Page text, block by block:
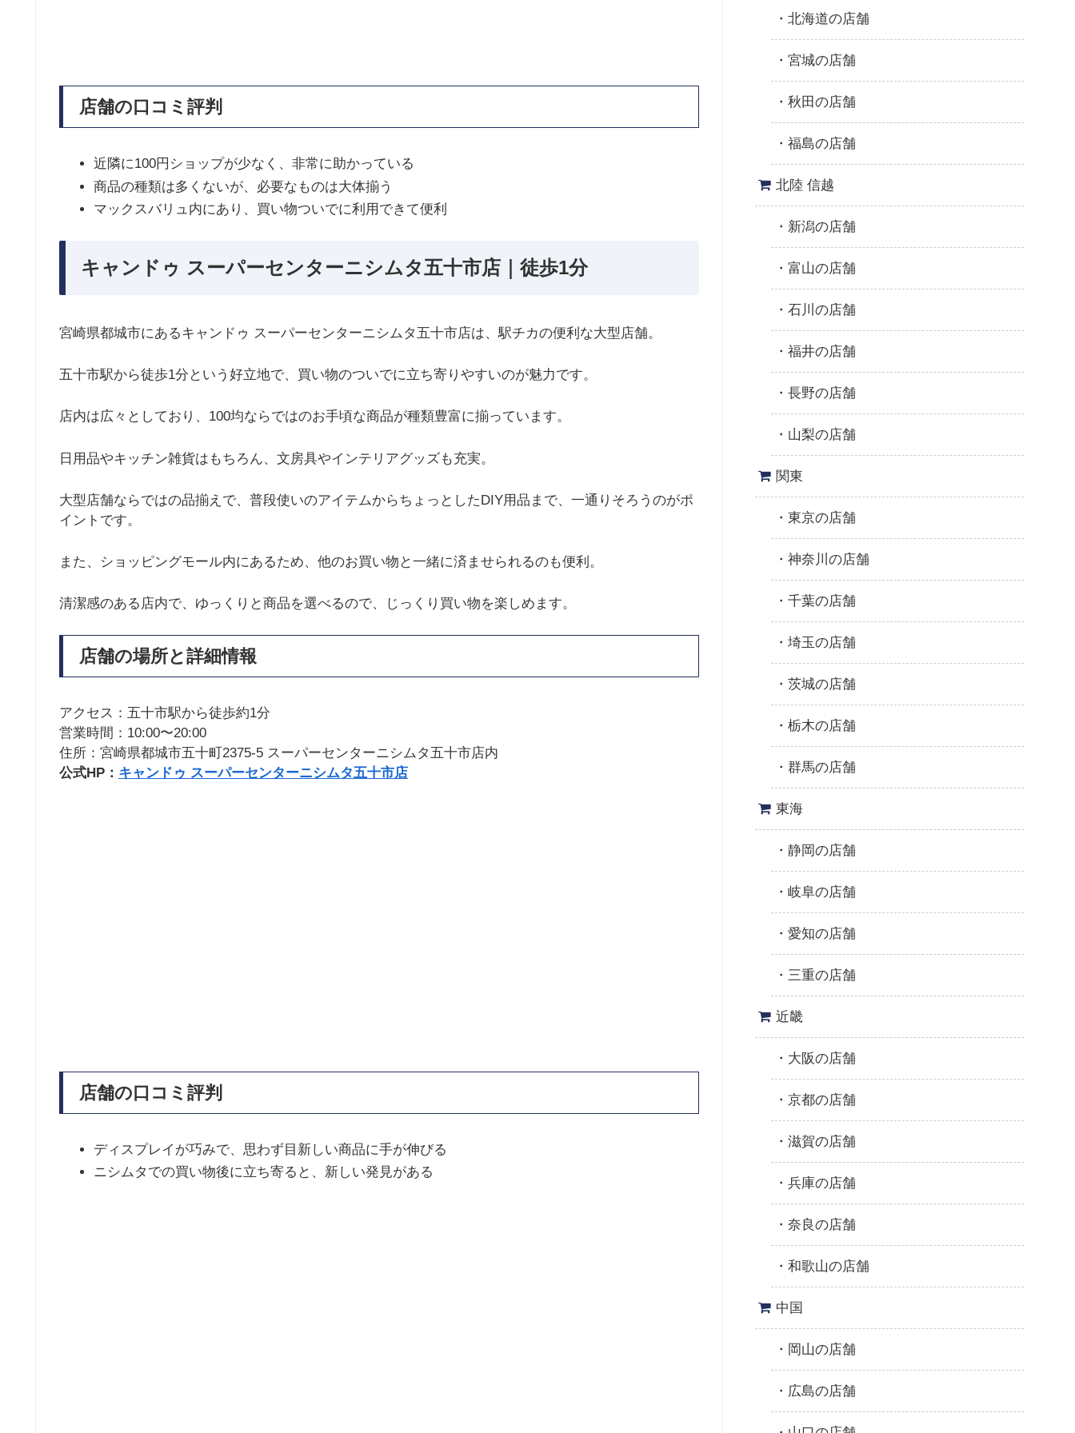
店舗の口コミ評判
近隣に100円ショップが少なく、非常に助かっている
商品の種類は多くないが、必要なものは大体揃う
マックスバリュ内にあり、買い物ついでに利用できて便利
キャンドゥ スーパーセンターニシムタ五十市店｜徒歩1分
宮崎県都城市にあるキャンドゥ スーパーセンターニシムタ五十市店は、駅チカの便利な大型店舗。
五十市駅から徒歩1分という好立地で、買い物のついでに立ち寄りやすいのが魅力です。
店内は広々としており、100均ならではのお手頃な商品が種類豊富に揃っています。
日用品やキッチン雑貨はもちろん、文房具やインテリアグッズも充実。
大型店舗ならではの品揃えで、普段使いのアイテムからちょっとしたDIY用品まで、一通りそろうのがポ
イントです。
また、ショッピングモール内にあるため、他のお買い物と一緒に済ませられるのも便利。
清潔感のある店内で、ゆっくりと商品を選べるので、じっくり買い物を楽しめます。
店舗の場所と詳細情報
アクセス：五十市駅から徒歩約1分
営業時間：10:00〜20:00
住所：宮崎県都城市五十町2375-5 スーパーセンターニシムタ五十市店内
公式HP： キャンドゥ スーパーセンターニシムタ五十市店
店舗の口コミ評判
ディスプレイが巧みで、思わず目新しい商品に手が伸びる
ニシムタでの買い物後に立ち寄ると、新しい発見がある
北海道の店舗
宮城の店舗
秋田の店舗
福島の店舗
北陸 信越
新潟の店舗
富山の店舗
石川の店舗
福井の店舗
長野の店舗
山梨の店舗
関東
東京の店舗
神奈川の店舗
千葉の店舗
埼玉の店舗
茨城の店舗
栃木の店舗
群馬の店舗
東海
静岡の店舗
岐阜の店舗
愛知の店舗
三重の店舗
近畿
大阪の店舗
京都の店舗
滋賀の店舗
兵庫の店舗
奈良の店舗
和歌山の店舗
中国
岡山の店舗
広島の店舗